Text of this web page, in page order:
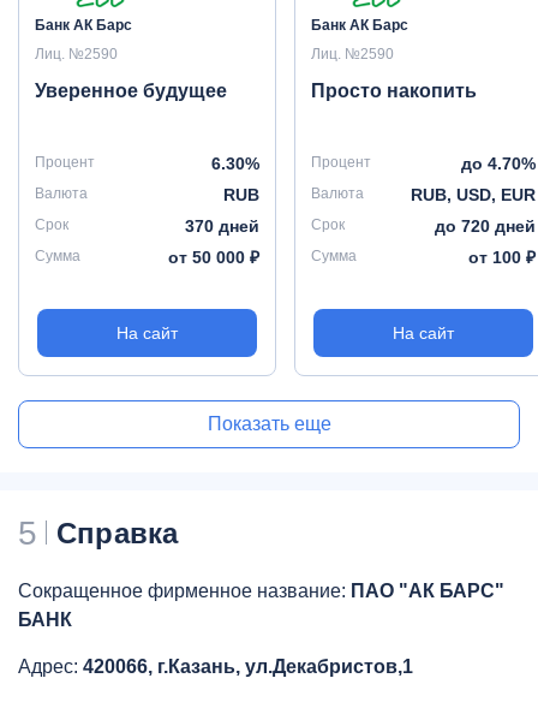
Банк АК Барс
Лиц. №2590
Уверенное будущее
Процент 6.30%
Валюта RUB
Срок 370 дней
Сумма от 50 000 ₽
На сайт
Банк АК Барс
Лиц. №2590
Просто накопить
Процент до 4.70%
Валюта RUB, USD, EUR
Срок до 720 дней
Сумма от 100 ₽
На сайт
Показать еще
5 Справка
Сокращенное фирменное название: ПАО "АК БАРС"
БАНК
Адрес: 420066, г.Казань, ул.Декабристов,1